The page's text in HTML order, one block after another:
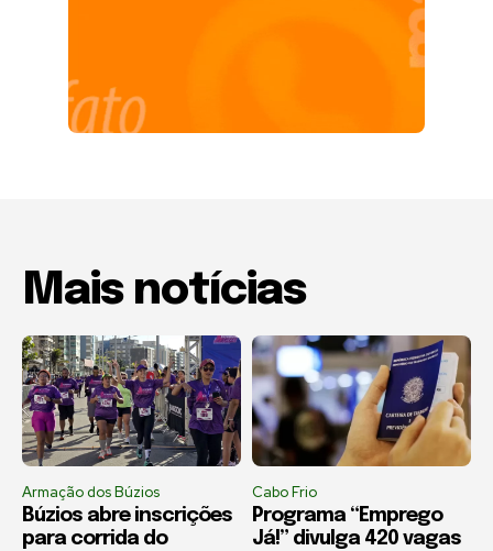
Mais notícias
Armação dos Búzios
Búzios abre inscrições
para corrida do
Cabo Frio
Programa “Emprego
Já!” divulga 420 vagas